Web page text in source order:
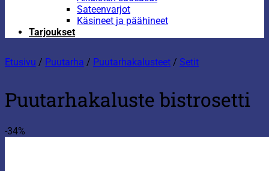
Sateenvarjot
Käsineet ja päähineet
Tarjoukset
Etusivu / Puutarha / Puutarhakalusteet / Setit
Puutarhakaluste bistrosetti
-34%